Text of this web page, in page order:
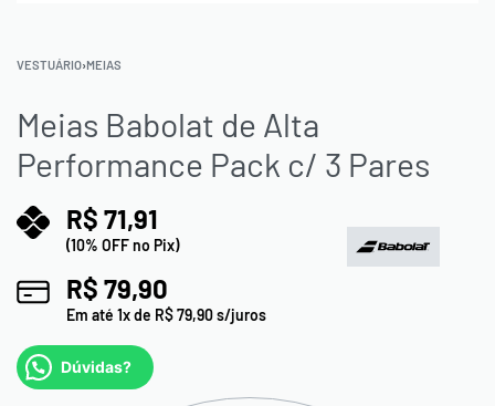
VESTUÁRIO›MEIAS
Meias Babolat de Alta
Performance Pack c/ 3 Pares
R$ 71,91
(10% OFF no Pix)
R$ 79,90
Em até 1x de R$79,90s/juros
Dúvidas?